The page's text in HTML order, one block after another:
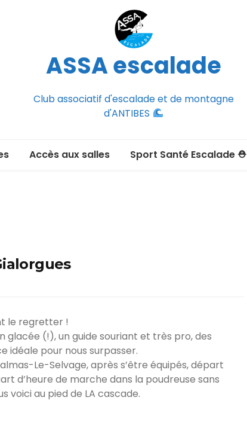
ASSA escalade
Club associatif d'escalade et de montagne
d'ANTIBES
événement non
sur Spond
SPOND Adulte
du grimpeur ASSA
Accès aux salles Sport Santé Escalade ⛑
le regretter !
glacée (!), un guide souriant et très pro, des
idéale pour nous surpasser.
Le-Selvage, après s’être équipés, départ
d’heure de marche dans la poudreuse sans
voici au pied de LA cascade.